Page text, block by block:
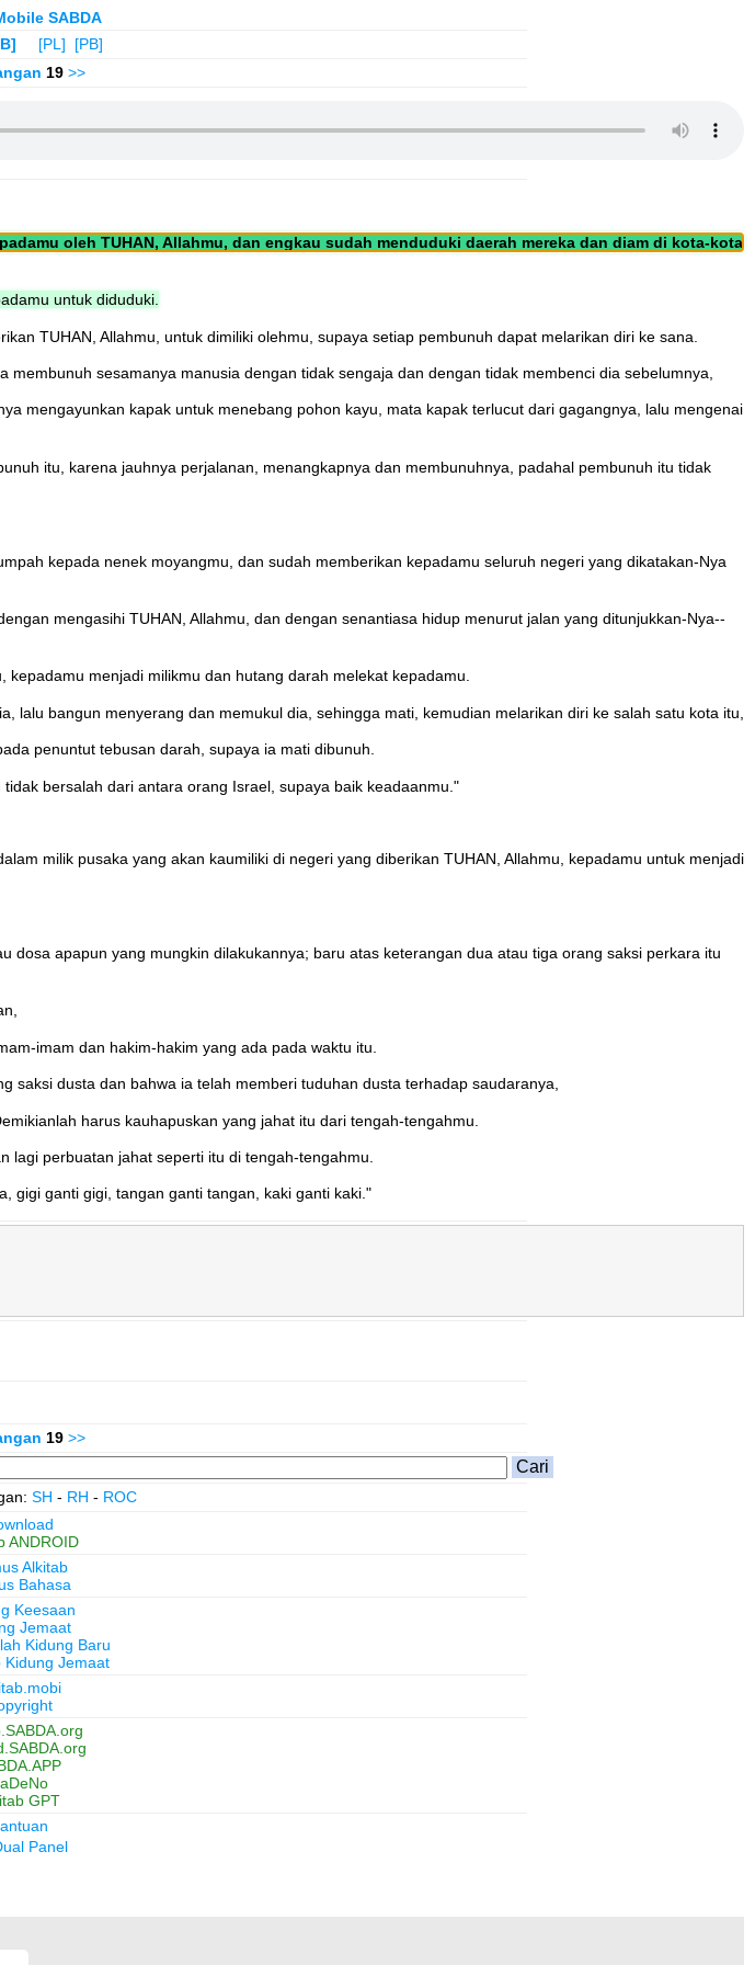
SABDA
[PL]
[PB]
19 >>
oleh TUHAN, Allahmu, dan engkau sudah menduduki daerah mereka dan diam di kota-kota
untuk diduduki.
TUHAN, Allahmu, untuk dimiliki olehmu, supaya setiap pembunuh dapat melarikan diri ke sana.
sesamanya manusia dengan tidak sengaja dan dengan tidak membenci dia sebelumnya,
mengayunkan kapak untuk menebang pohon kayu, mata kapak terlucut dari gagangnya, lalu mengenai
itu, karena jauhnya perjalanan, menangkapnya dan membunuhnya, padahal pembunuh itu tidak
kepada nenek moyangmu, dan sudah memberikan kepadamu seluruh negeri yang dikatakan-Nya
mengasihi TUHAN, Allahmu, dan dengan senantiasa hidup menurut jalan yang ditunjukkan-Nya--
menjadi milikmu dan hutang darah melekat kepadamu.
bangun menyerang dan memukul dia, sehingga mati, kemudian melarikan diri ke salah satu kota itu,
penuntut tebusan darah, supaya ia mati dibunuh.
bersalah dari antara orang Israel, supaya baik keadaanmu."
milik pusaka yang akan kaumiliki di negeri yang diberikan TUHAN, Allahmu, kepadamu untuk menjadi
apapun yang mungkin dilakukannya; baru atas keterangan dua atau tiga orang saksi perkara itu
imam dan hakim-hakim yang ada pada waktu itu.
saksi dusta dan bahwa ia telah memberi tuduhan dusta terhadap saudaranya,
harus kauhapuskan yang jahat itu dari tengah-tengahmu.
perbuatan jahat seperti itu di tengah-tengahmu.
gigi ganti gigi, tangan ganti tangan, kaki ganti kaki."
19 >>
SH - RH - ROC
ANDROID
Alkitab
Bahasa
Keesaan
Jemaat
Kidung Baru
Kidung Jemaat
GPT
Panel